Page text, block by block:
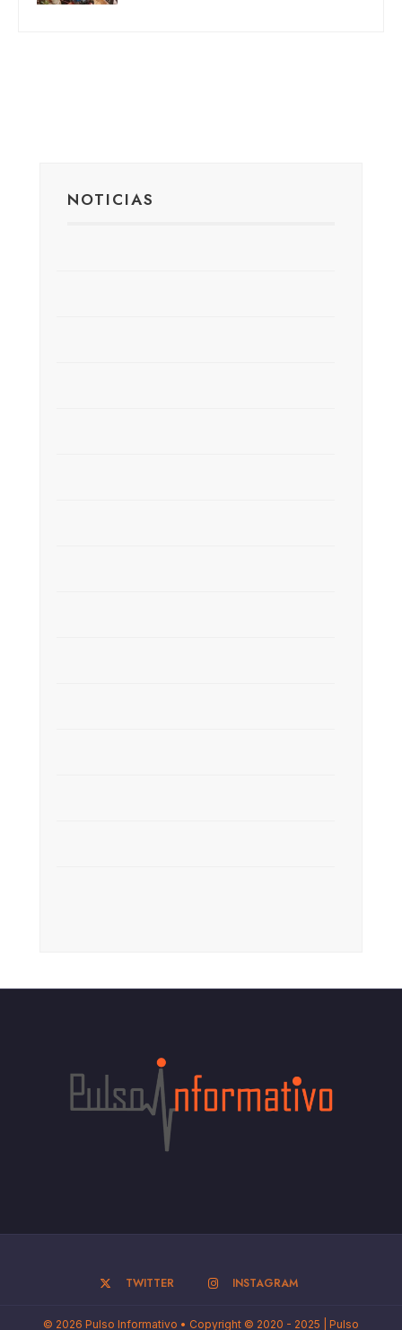
NOTICIAS
TWITTER INSTAGRAM
© 2026 Pulso Informativo • Copyright © 2020 - 2025 | Pulso